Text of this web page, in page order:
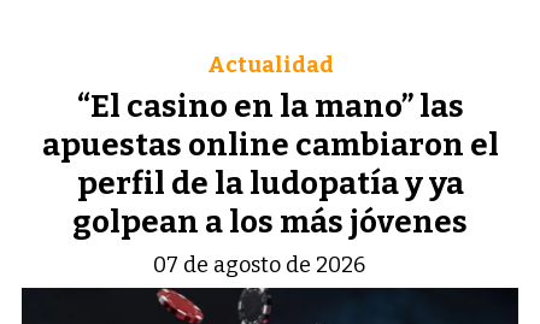
“El casino en la mano” las
apuestas online cambiaron el
perfil de la ludopatía y ya
golpean a los más jóvenes
Actualidad
07 de agosto de 2026